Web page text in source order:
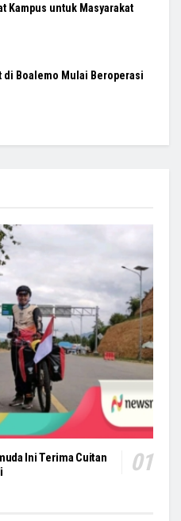
Kampus untuk Masyarakat
di Boalemo Mulai Beroperasi
Ini Terima Cuitan